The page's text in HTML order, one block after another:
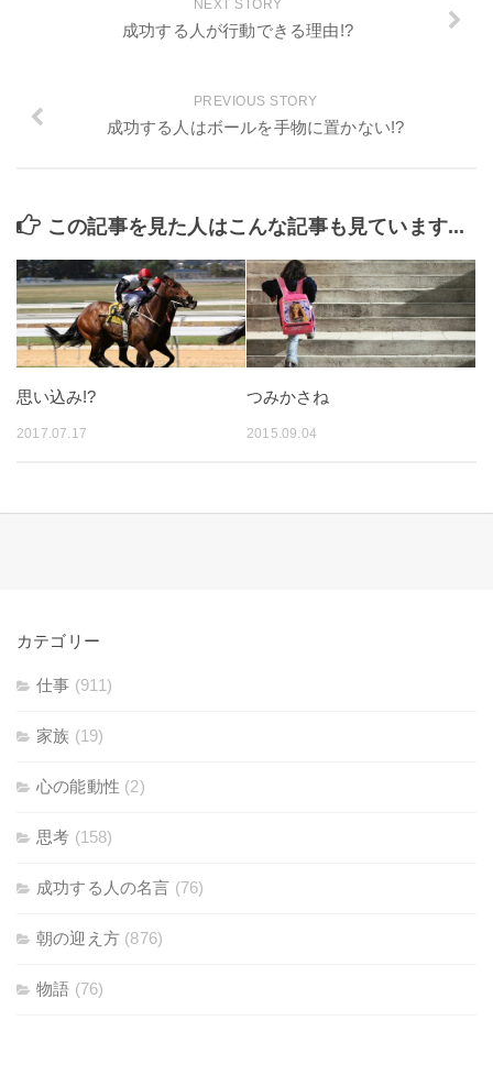
NEXT STORY
成功する人が行動できる理由!?
PREVIOUS STORY
成功する人はボールを手物に置かない!?
この記事を見た人はこんな記事も見ています...
思い込み!?
2017.07.17
つみかさね
2015.09.04
カテゴリー
仕事 (911)
家族 (19)
心の能動性 (2)
思考 (158)
成功する人の名言 (76)
朝の迎え方 (876)
物語 (76)